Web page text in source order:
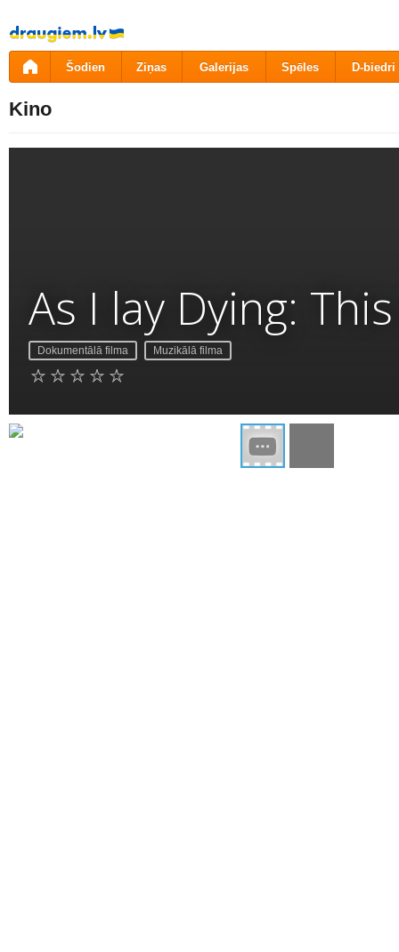
Pāriet
uz
saturu
Šodien Ziņas Galerijas Spēles D-biedri
Kino
As I lay Dying:
Dokumentālā filma Muzikālā filma